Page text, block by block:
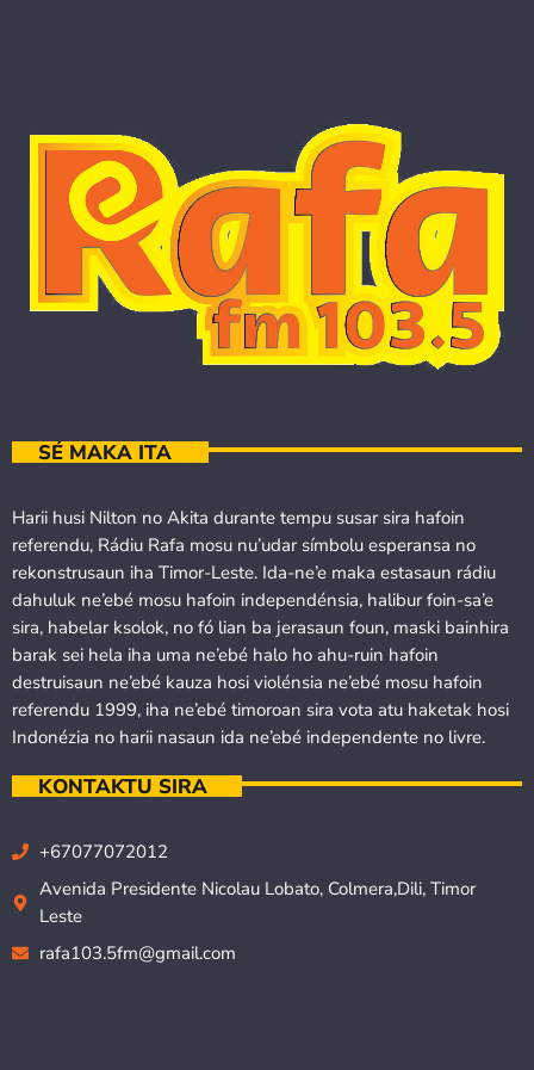
SÉ MAKA ITA
Harii husi Nilton no Akita durante tempu susar sira hafoin
referendu, Rádiu Rafa mosu nu’udar símbolu esperansa no
rekonstrusaun iha Timor-Leste. Ida-ne’e maka estasaun rádiu
dahuluk ne’ebé mosu hafoin independénsia, halibur foin-sa’e
sira, habelar ksolok, no fó lian ba jerasaun foun, maski bainhira
barak sei hela iha uma ne’ebé halo ho ahu-ruin hafoin
destruisaun ne’ebé kauza hosi violénsia ne’ebé mosu hafoin
referendu 1999, iha ne’ebé timoroan sira vota atu haketak hosi
Indonézia no harii nasaun ida ne’ebé independente no livre.
KONTAKTU SIRA
+67077072012
Avenida Presidente Nicolau Lobato, Colmera,Dili, Timor
Leste
rafa103.5fm@gmail.com